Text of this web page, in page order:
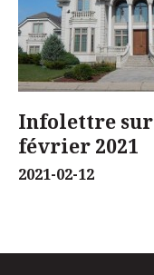
Infolettre
février 2021
2021-02-12